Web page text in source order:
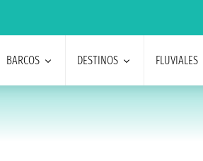
BARCOS DESTINOS FLUVIALES